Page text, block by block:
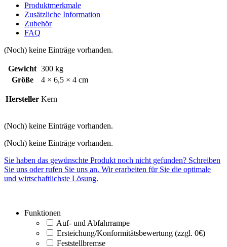
Produktmerkmale
Zusätzliche Information
Zubehör
FAQ
(Noch) keine Einträge vorhanden.
Gewicht 300 kg
Größe
4 × 6,5 × 4 cm
Hersteller Kern
(Noch) keine Einträge vorhanden.
(Noch) keine Einträge vorhanden.
Sie haben das gewünschte Produkt noch nicht gefunden? Schreiben
Sie uns oder rufen Sie uns an. Wir erarbeiten für Sie die optimale
und wirtschaftlichste Lösung.
Funktionen
Auf- und Abfahrrampe
Ersteichung/Konformitätsbewertung (zzgl. 0€)
Feststellbremse